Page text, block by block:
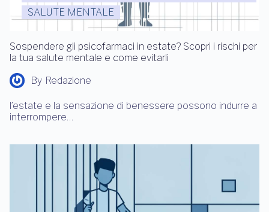
SALUTE MENTALE
Sospendere gli psicofarmaci in estate? Scopri i rischi per
la tua salute mentale e come evitarli
By Redazione
l’estate e la sensazione di benessere possono indurre a
interrompere…